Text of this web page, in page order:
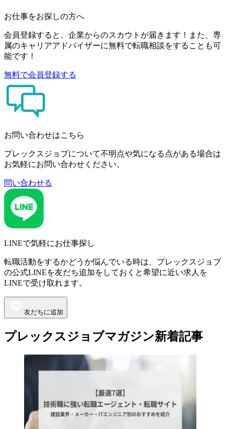
お仕事をお探しの方へ
会員登録すると、企業からのスカウトが届きます！また、専
属のキャリアアドバイザーに無料で転職相談をすることも可
能です！
無料で会員登録する
お問い合わせはこちら
プレックスジョブについて不明点や気になる点がある場合は
お気軽にお問い合わせください。
問い合わせる
LINEで気軽にお仕事探し
転職活動をするかどうか悩んでいる時は、プレックスジョブ
の公式LINEを友だち追加をしておくと希望に近い求人を
LINEで受け取れます。
友だちに追加
プレックスジョブマガジン新着記事